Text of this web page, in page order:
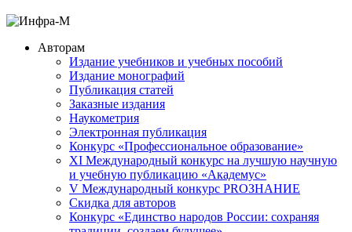
Авторам
Издание учебников и учебных пособий
Издание монографий
Публикация статей
Заказные издания
Наукометрия
Электронная публикация
Конкурс «Профессиональное образование»
XI Международный конкурс на лучшую научную
и учебную публикацию «Академус»
V Международный конкурс PROЗНАНИЕ
Скидка для авторов
Конкурс «Единство народов России: сохраняя